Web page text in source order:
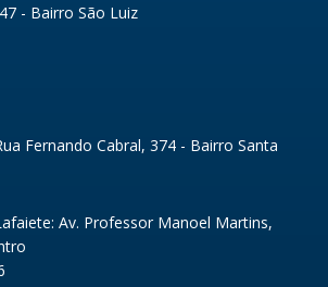
- Bairro São Luiz
Fernando Cabral, 374 - Bairro Santa
Av. Professor Manoel Martins,